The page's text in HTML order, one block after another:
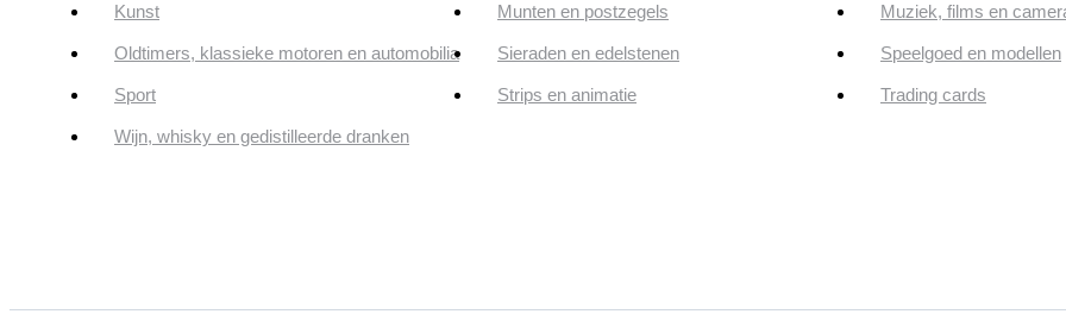
Kunst Munten en postzegels Muziek, films en
Oldtimers, klassieke motoren en automobilia Sieraden en edelstenen Speelgoed en modellen
Sport Strips en animatie Trading cards
Wijn, whisky en gedistilleerde dranken